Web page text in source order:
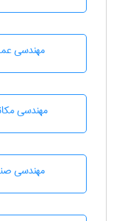
مهندسی
مهندسی
مهندسی